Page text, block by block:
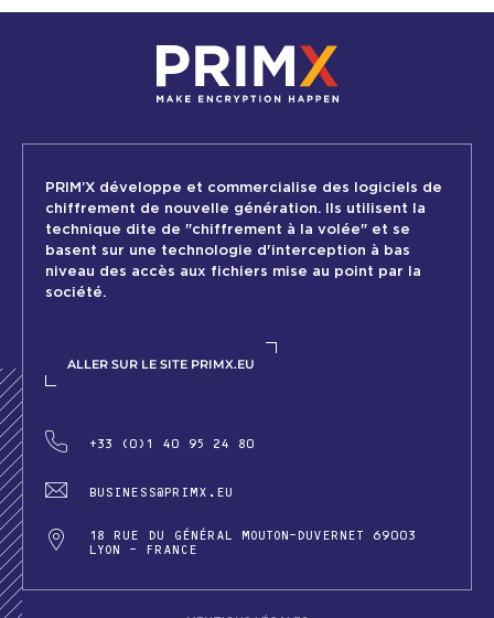
PRIM’X développe et commercialise des logiciels de
chiffrement de nouvelle génération. Ils utilisent la
technique dite de "chiffrement à la volée" et se
basent sur une technologie d'interception à bas
niveau des accès aux fichiers mise au point par la
société.
ALLER SUR LE SITE PRIMX.EU
+33 (0)1 40 95 24 80
BUSINESS@PRIMX.EU
18 RUE DU GÉNÉRAL MOUTON-DUVERNET ​​​​​​​69003
LYON - FRANCE